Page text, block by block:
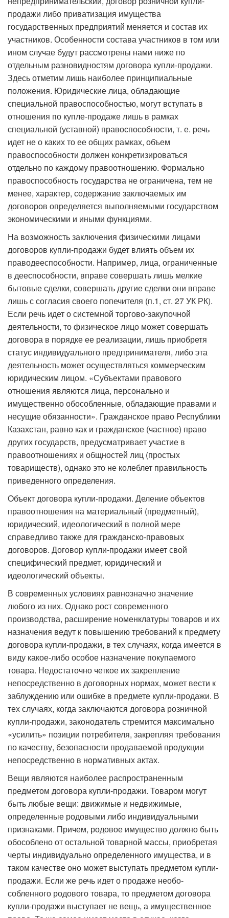
продажи либо приватизация имущества
государственных предприятий меняется и состав их
участников. Особенности состава участников в том или
ином случае будут рассмотрены нами ниже по
отдельным разновидностям договора купли-продажи.
Здесь отметим лишь наиболее принципиальные
положения. Юридические лица, обладающие
специальной правоспособностью, могут вступать в
отношения по купле-продаже лишь в рамках
специальной (уставной) правоспособности, т. е. речь
идет не о каких то ее общих рамках, объем
правоспособности должен конкретизироваться
отдельно по каждому правоотношению. Формально
правоспособность государства не ограничена, тем не
менее, характер, содержание заключаемых им
договоров определяется выполняемыми государством
экономическими и иными функциями.
На возможность заключения физическими лицами
договоров купли-продажи будет влиять объем их
праводееспособности. Например, лица, ограниченные
в дееспособности, вправе совершать лишь мелкие
бытовые сделки, совершать другие сделки они вправе
лишь с согласия своего попечителя (п.1, ст. 27 УК РК).
Если речь идет о системной торгово-закупочной
деятельности, то физическое лицо может совершать
договора в порядке ее реализации, лишь приобретя
статус индивидуального предпринимателя, либо эта
деятельность может осуществляться коммерческим
юридическим лицом. «Субъектами правового
отношения являются лица, персонально и
имущественно обособленные, обладающие правами и
несущие обязанности». Гражданское право Республики
Казахстан, равно как и гражданское (частное) право
других государств, предусматривает участие в
правоотношениях и общностей лиц (простых
товариществ), однако это не колеблет правильность
приведенного определения.
Объект договора купли-продажи. Деление объектов
правоотношения на материальный (предметный),
юридический, идеологический в полной мере
справедливо также для гражданско-правовых
договоров. Договор купли-продажи имеет свой
специфический предмет, юридический и
идеологический объекты.
В современных условиях равнозначно значение
любого из них. Однако рост современного
производства, расширение номенклатуры товаров и их
назначения ведут к повышению требований к предмету
договора купли-продажи, в тех случаях, когда имеется в
виду какое-либо особое назначение покупаемого
товара. Недостаточно четкое их закрепление
непосредственно в договорных нормах, может вести к
заблуждению или ошибке в предмете купли-продажи. В
тех случаях, когда заключаются договора розничной
купли-продажи, законодатель стремится макси­мально
«усилить» позиции потребителя, закрепляя требования
по качеству, безопасности продаваемой продукции
непосредственно в нормативных актах.
Вещи являются наиболее распространенным
предметом договора купли-продажи. Товаром могут
быть любые вещи: движимые и недвижимые,
определенные родовыми либо индивидуальными
признаками. Причем, родовое имущество должно быть
обособлено от остальной товарной массы, приобретая
черты индивидуально определенного имущества, и в
таком качестве оно может выступать предметом купли-
продажи. Если же речь идет о продаже необо­
собленного родового товара, то предметом договора
купли-продажи выступает не вещь, а имущественное